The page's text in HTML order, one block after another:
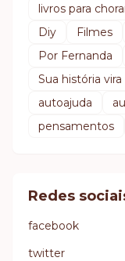
livros para
Diy
Filmes
Por Fernanda
Sua história
autoajuda
pensamentos
Redes
facebook
twitter